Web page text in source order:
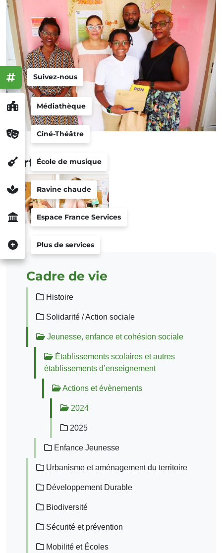
Médiathèque
Ciné-Théâtre
École de musique
Ravine chaude
Espace France Services
Plus de services
Suivez-nous
Portfolio
Cadre de vie
Histoire
Solidarité / Action sociale
Jeunesse, enfance et cohésion sociale
Établissements scolaires et autres
établissements d’enseignement
Actions et évènements
2024
2025
Enfance Jeunesse
Urbanisme et aménagement du territoire
Développement Durable
Biodiversité
Sécurité et prévention
Mobilité et Écoles